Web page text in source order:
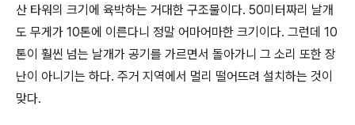
산 타워의 크기에 육박하는 거대한 구조물이다. 50미터짜리 날개
도 무게가 10톤에 이른다니 정말 어마어마한 크기이다. 그런데 10
톤이 훨씬 넘는 날개가 공기를 가르면서 돌아가니 그 소리 또한 장
난이 아니기는 하다. 주거 지역에서 멀리 떨어뜨려 설치하는 것이
맞다.